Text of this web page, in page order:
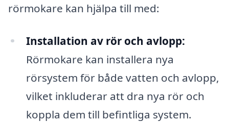
rörmokare kan hjälpa till med:
Installation av rör och avlopp:
Rörmokare kan installera nya
rörsystem för både vatten och avlopp,
vilket inkluderar att dra nya rör och
koppla dem till befintliga system.